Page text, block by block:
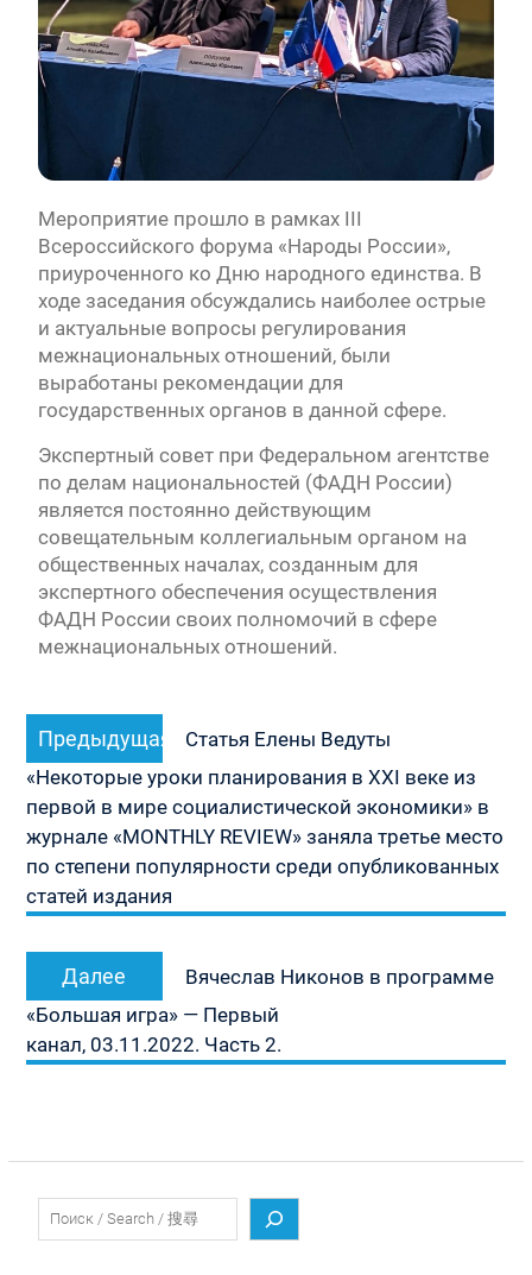
Мероприятие прошло в рамках III
Всероссийского форума «Народы России»,
приуроченного ко Дню народного единства. В
ходе заседания обсуждались наиболее острые
и актуальные вопросы регулирования
межнациональных отношений, были
выработаны рекомендации для
государственных органов в данной сфере.
Экспертный совет при Федеральном агентстве
по делам национальностей (ФАДН России)
является постоянно действующим
совещательным коллегиальным органом на
общественных началах, созданным для
экспертного обеспечения осуществления
ФАДН России своих полномочий в сфере
межнациональных отношений.​
по
записям
Предыдущая
запись:
Статья Елены Ведуты
«Некоторые уроки планирования в XXI веке из
первой в мире социалистической экономики» в
журнале «МОNTHLY REVIEW» заняла третье место
по степени популярности среди опубликованных
статей издания
Далее
запись:
Вячеслав Никонов в программе
«Большая игра» — Первый
канал, 03.11.2022. Часть 2.